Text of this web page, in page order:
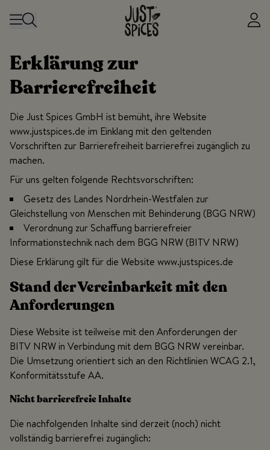
Erklärung zur
Barrierefreiheit
Die Just Spices GmbH ist bemüht, ihre Website
www.justspices.de im Einklang mit den geltenden
Vorschriften zur Barrierefreiheit barrierefrei zugänglich zu
machen.
Für uns gelten folgende Rechtsvorschriften:
Gesetz des Landes Nordrhein-Westfalen zur
Gleichstellung von Menschen mit Behinderung (BGG NRW)
Verordnung zur Schaffung barrierefreier
Informationstechnik nach dem BGG NRW (BITV NRW)
Diese Erklärung gilt für die Website www.justspices.de
Stand der Vereinbarkeit mit den
Anforderungen
Diese Website ist teilweise mit den Anforderungen der
BITV NRW in Verbindung mit dem BGG NRW vereinbar.
Die Umsetzung orientiert sich an den Richtlinien WCAG 2.1,
Konformitätsstufe AA.
Nicht barrierefreie Inhalte
Die nachfolgenden Inhalte sind derzeit (noch) nicht
vollständig barrierefrei zugänglich: